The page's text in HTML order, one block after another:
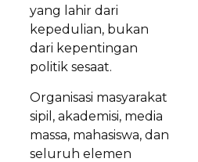
yang lahir dari
kepedulian, bukan
dari kepentingan
politik sesaat.
Organisasi masyarakat
sipil, akademisi, media
massa, mahasiswa, dan
seluruh elemen